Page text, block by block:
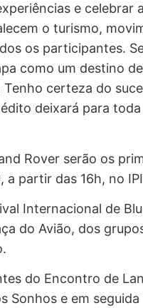
e celebrar
o turismo,
os participantes.
como um destino
certeza do
deixará para
Rover serão os
partir das 16h, no
Internacional de
do Avião, dos
do Encontro de
Sonhos e em